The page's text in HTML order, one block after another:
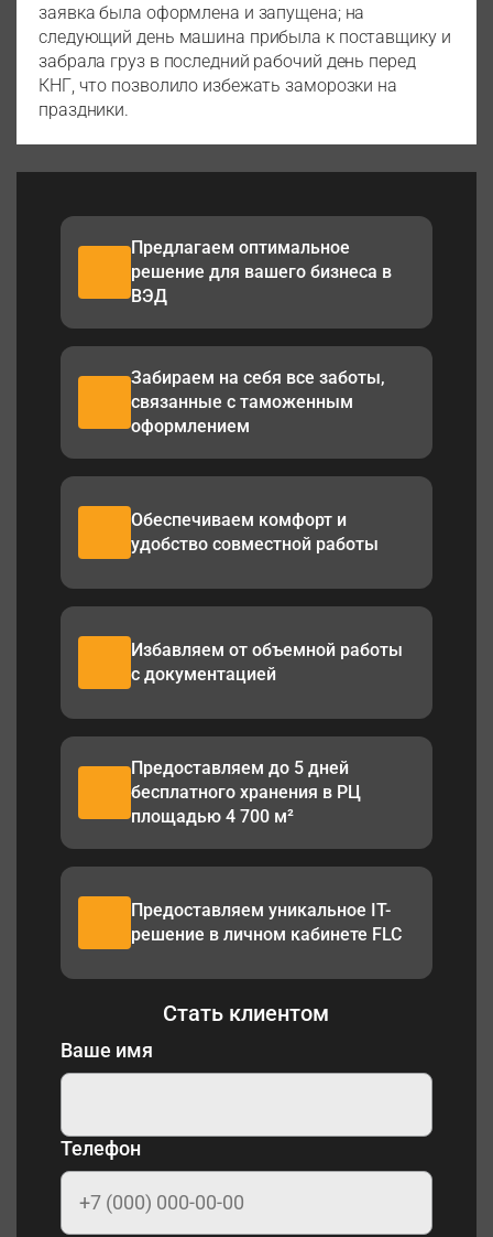
заявка была оформлена и запущена; на
следующий день машина прибыла к поставщику и
забрала груз в последний рабочий день перед
КНГ, что позволило избежать заморозки на
праздники.
Стать клиентом
Ваше имя
Телефон
Предлагаем оптимальное
решение для вашего бизнеса в
ВЭД
Забираем на себя все заботы,
связанные с таможенным
оформлением
Обеспечиваем комфорт и
удобство совместной работы
Избавляем от объемной работы
с документацией
Предоставляем до 5 дней
бесплатного хранения в РЦ
площадью 4 700 м²
Предоставляем уникальное IT-
решение в личном кабинете FLC